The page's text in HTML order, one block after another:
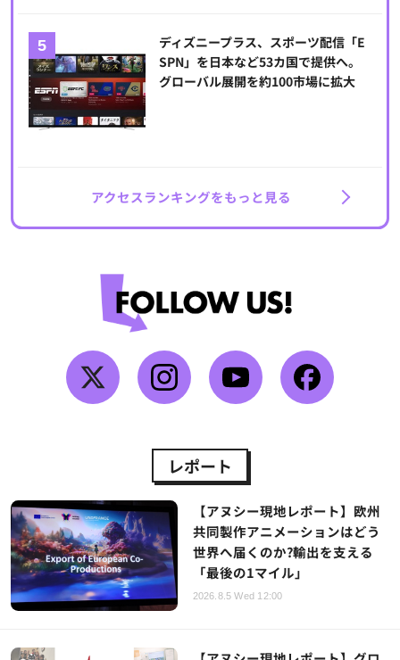
ディズニープラス、スポーツ配信「E
SPN」を日本など53カ国で提供へ。
グローバル展開を約100市場に拡大
アクセスランキングをもっと見る
レポート
【アヌシー現地レポート】欧州
共同製作アニメーションはどう
世界へ届くのか?輸出を支える
「最後の1マイル」
2026.8.5 Wed 12:00